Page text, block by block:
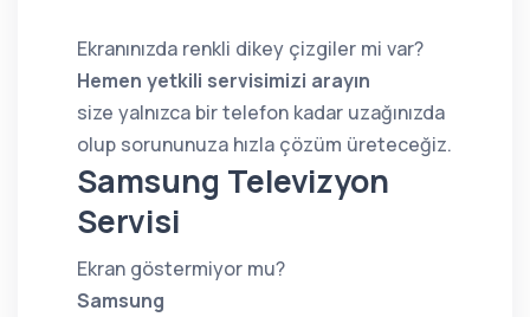
Ekranınızda renkli dikey çizgiler mi var?
Hemen yetkili servisimizi arayın
size yalnızca bir telefon kadar uzağınızda
olup sorununuza hızla çözüm üreteceğiz.
Samsung Televizyon
Servisi
Ekran göstermiyor mu?
Samsung